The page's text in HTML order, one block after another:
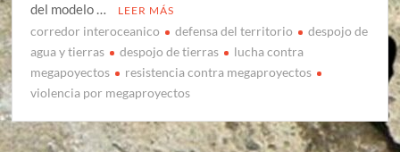
del modelo …
LEER MÁS
corredor interoceanico defensa del territorio
despojo de
agua y tierras
despojo de tierras
lucha contra
megapoyectos
resistencia contra megaproyectos
violencia por megaproyectos